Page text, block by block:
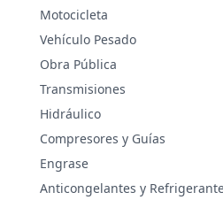
Motocicleta
Vehículo Pesado
Obra Pública
Transmisiones
Hidráulico
Compresores y Guías
Engrase
Anticongelantes y